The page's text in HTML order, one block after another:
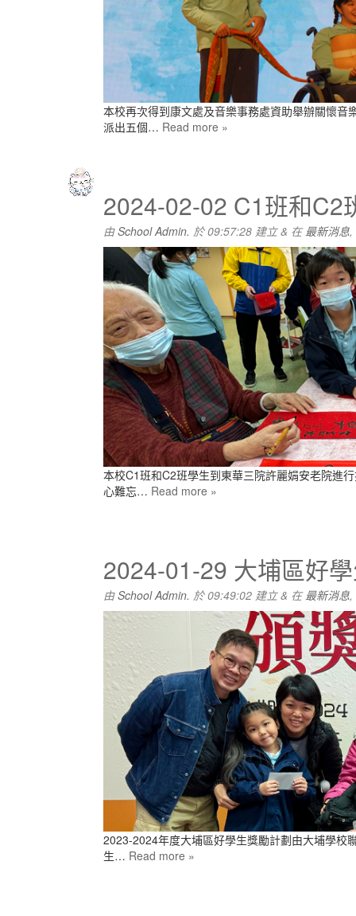
本校再次得到康文處及音樂事務處資助舉辦關懷
派出五個… Read more »
2024-02-02 C1班和C2
由School Admin. 於09:57:28 建立& 在 最新消息,
本校C1班和C2班學生到東華三院許麗娟安老院進
心難忘… Read more »
2024-01-29 大埔區好
由School Admin. 於09:49:02 建立& 在最新消息,
2023-2024年度大埔區好學生獎勵計劃由大埔學校
生… Read more »